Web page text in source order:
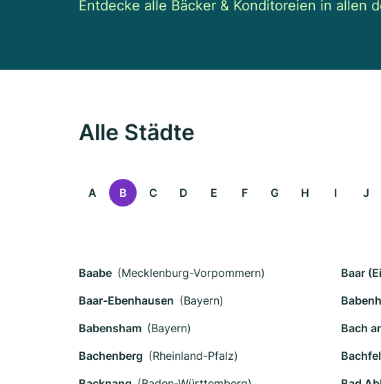
Entdecke alle Bäcker & Konditoreien in allen
Alle Städte
A B C D E F G H I J
Baabe (Mecklenburg-Vorpommern) Baar
Baar-Ebenhausen (Bayern)
Babensham (Bayern) Bach
Bachenberg (Rheinland-Pfalz)